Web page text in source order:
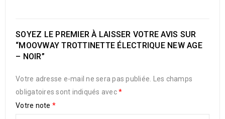
SOYEZ LE PREMIER À LAISSER VOTRE AVIS SUR
“MOOVWAY TROTTINETTE ÉLECTRIQUE NEW AGE
– NOIR”
Votre adresse e-mail ne sera pas publiée.
Les champs
obligatoires sont indiqués avec*
Votre note *